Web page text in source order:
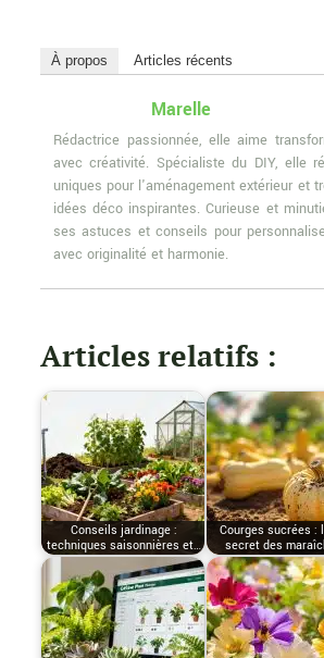
À propos Articles récents
Marelle
Rédactrice passionnée, elle aime
avec créativité. Spécialiste du DIY, elle
uniques pour l'aménagement extérieur et
idées déco inspirantes. Curieuse et
ses astuces et conseils pour
avec originalité et harmonie.
Articles relatifs :
Conseils jardinage :
techniques saisonnières et…
Courges sucrées :
secret des